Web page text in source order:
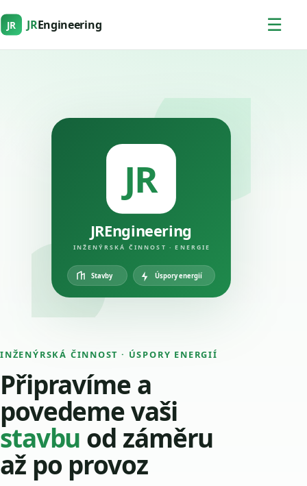
JR JREngineering ☰
INŽENÝRSKÁ ČINNOST · ÚSPORY ENERGIÍ
Připravíme a
povedeme vaši
stavbu od záměru
až po provoz
JR
JREngineering
INŽENÝRSKÁ ČINNOST · ENERGIE
Stavby Úspory energií